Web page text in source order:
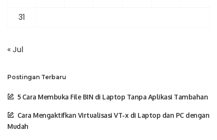
31
« Jul
Postingan Terbaru
5 Cara Membuka File BIN di Laptop Tanpa Aplikasi Tambahan
Cara Mengaktifkan Virtualisasi VT-x di Laptop dan PC dengan
Mudah